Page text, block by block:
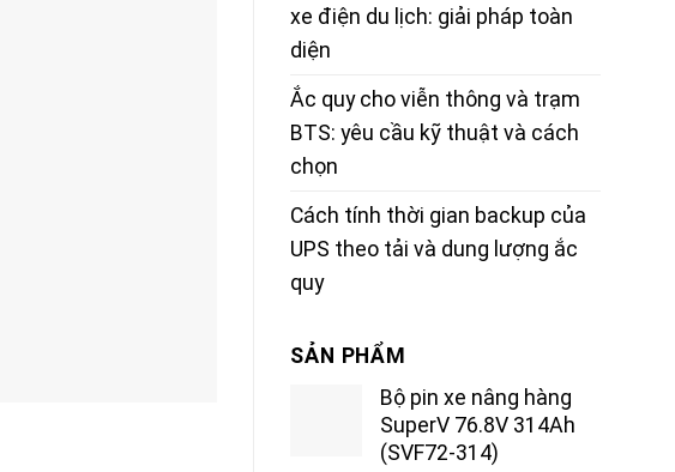
xe điện du lịch: giải pháp toàn
diện
Ắc quy cho viễn thông và trạm
BTS: yêu cầu kỹ thuật và cách
chọn
Cách tính thời gian backup của
UPS theo tải và dung lượng ắc
quy
SẢN PHẨM
Bộ pin xe nâng hàng
SuperV 76.8V 314Ah
(SVF72-314)